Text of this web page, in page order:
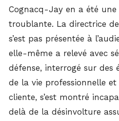
Cognacq-Jay en a été
troublante. La directrice
s’est pas présentée à
elle-même a relevé avec
défense, interrogé sur des
de la vie professionnelle
cliente, s’est montré
delà de la désinvolture